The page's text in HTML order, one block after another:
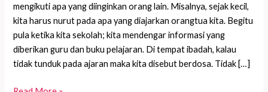
mengikuti apa yang diinginkan orang lain. Misalnya, sejak kecil,
kita harus nurut pada apa yang diajarkan orangtua kita. Begitu
pula ketika kita sekolah; kita mendengar informasi yang
diberikan guru dan buku pelajaran. Di tempat ibadah, kalau
tidak tunduk pada ajaran maka kita disebut berdosa. Tidak […]